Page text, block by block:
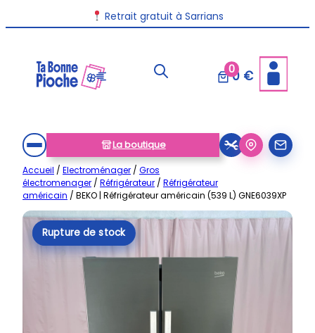
au
Retrait gratuit à Sarrians
00 €
La boutique
Accueil / Electroménager / Gros
électromenager / Réfrigérateur / Réfrigérateur
américain / BEKO | Réfrigérateur américain (539 L) GNE6039XP